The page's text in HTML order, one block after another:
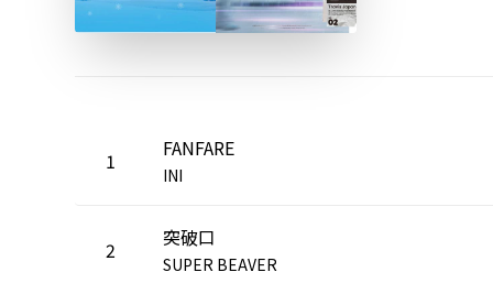
1 FANFARE
INI
2 突破口
SUPER BEAVER